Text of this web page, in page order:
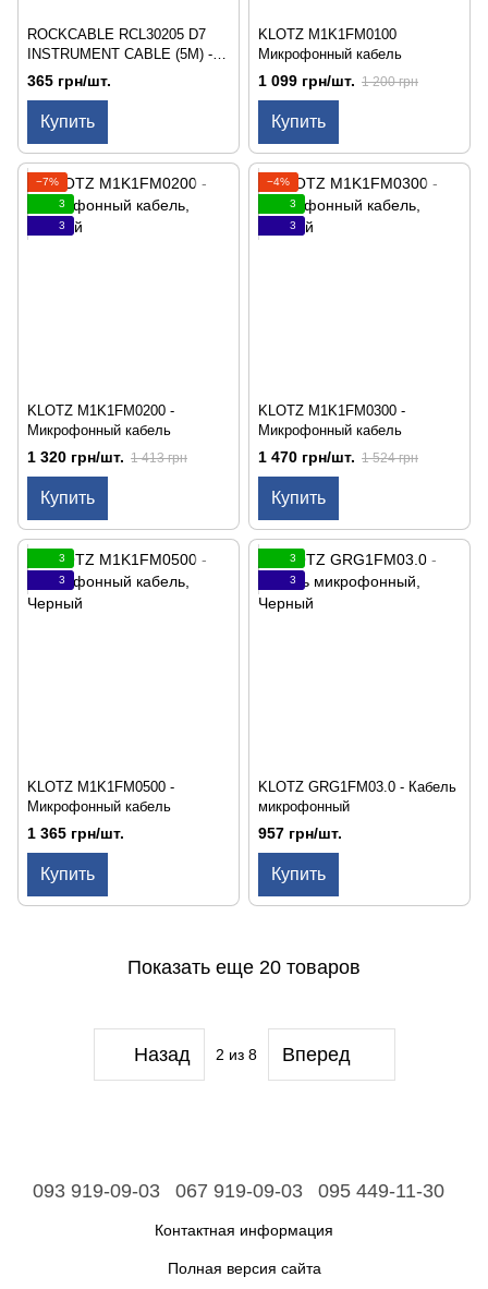
ROCKCABLE RCL30205 D7
INSTRUMENT CABLE (5M) -
инструментальный кабель
365 грн/шт.
Купить
KLOTZ M1K1FM0100
Микрофонный кабель
1 099 грн/шт. 1 200 грн
Купить
−7%
3
3
KLOTZ M1K1FM0200 -
Микрофонный кабель
1 320 грн/шт. 1 413 грн
Купить
−4%
3
3
KLOTZ M1K1FM0300 -
Микрофонный кабель
1 470 грн/шт. 1 524 грн
Купить
3
3
KLOTZ M1K1FM0500 -
Микрофонный кабель
1 365 грн/шт.
Купить
3
3
KLOTZ GRG1FM03.0 - Кабель
микрофонный
957 грн/шт.
Купить
Показать еще 20 товаров
Назад 2 из 8 Вперед
093 919-09-03 067 919-09-03 095 449-11-30
Контактная информация
Полная версия сайта